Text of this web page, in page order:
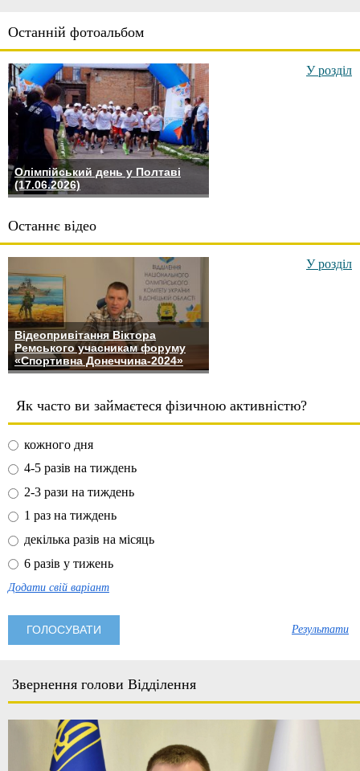
Останній фотоальбом
Олімпійський день у Полтаві
(17.06.2026)
У розділ
Останнє відео
Відеопривітання Віктора
Ремського учасникам форуму
«Спортивна Донеччина-2024»
У розділ
Як часто ви займаєтеся фізичною активністю?
кожного дня
4-5 разів на тиждень
2-3 рази на тиждень
1 раз на тиждень
декілька разів на місяць
6 разів у тижень
Додати свій варіант
Результати
Звернення голови Відділення